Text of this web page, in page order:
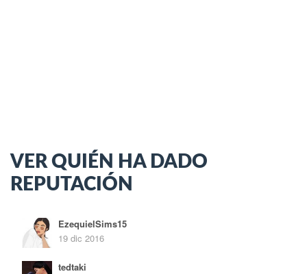
VER QUIÉN HA DADO
REPUTACIÓN
EzequielSims15
19 dic 2016
tedtaki